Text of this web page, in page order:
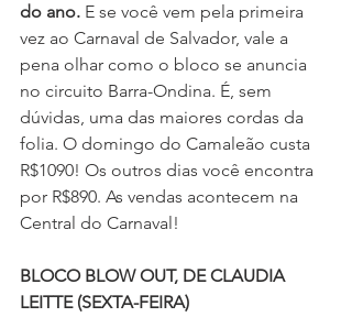
do ano. E se você vem pela primeira
vez ao Carnaval de Salvador, vale a
pena olhar como o bloco se anuncia
no circuito Barra-Ondina. É, sem
dúvidas, uma das maiores cordas da
folia. O domingo do Camaleão custa
R$1090! Os outros dias você encontra
por R$890. As vendas acontecem na
Central do Carnaval!
BLOCO BLOW OUT, DE CLAUDIA
LEITTE (SEXTA-FEIRA)